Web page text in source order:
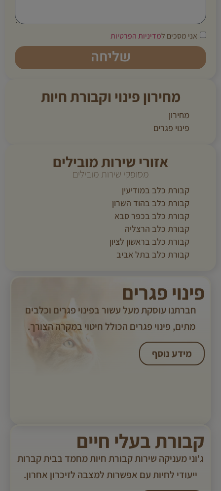
אני מסכים למדיניות הפרטיות
שליחה
מחירון פינוי וקבורת חיות
מחירון
פינוי פגרים
אזורי שירות מובילים
מסופקי שירות מובילים
קבורת כלב במודיעין
קבורת כלב בהוד השרון
קבורת כלב בכפר סבא
קבורת כלב הרצליה
קבורת כלב בראשון לציון
קבורת כלב בתל אביב
פינוי פגרים
חברתנו עוסקת מעל עשור בפינוי פגרים וכלבים
מתים, פינוי פגרים הכולל חיטוי במקרה הצורך. ​
מידע נוסף
קבורת בעלי חיים
ג'וני מעניקה שירות קבורת חיות מחמד בבית קברות
ייעודי לחיות עם אפשרות למצבה לזיכרון אחרון.